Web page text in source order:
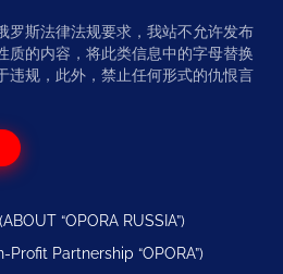
罗斯法律法规要求，我站不允许发布
质的内容，将此类信息中的字母替换
违规，此外，禁止任何形式的仇恨言
“OPORA RUSSIA”)
Partnership “OPORA”)